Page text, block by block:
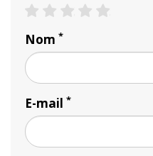
4 stars
3 stars
2 stars
1 star
Nom *
E-mail *